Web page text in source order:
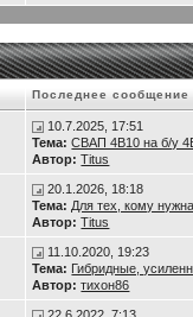
Последнее сообщение
10.7.2025, 17:51
Тема: СВАП 4B10 на б/у
Автор: Titus
20.1.2026, 18:18
Тема: Для тех, кому нужна
Автор: Titus
11.10.2020, 19:23
Тема: Гибридные,
Автор: тихон86